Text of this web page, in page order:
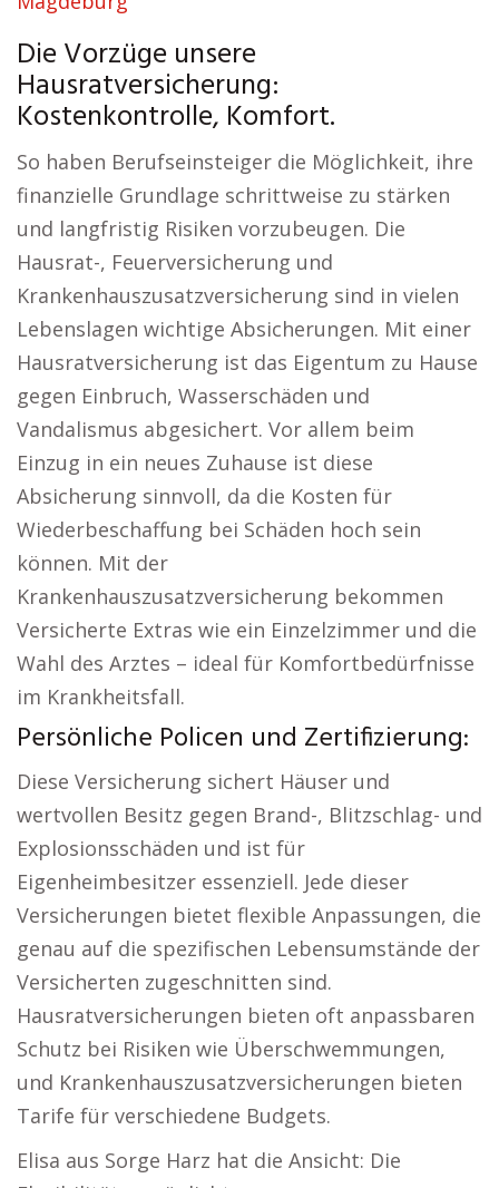
Die Vorzüge unsere
Hausratversicherung:
Kostenkontrolle, Komfort.
So haben Berufseinsteiger die Möglichkeit, ihre
finanzielle Grundlage schrittweise zu stärken
und langfristig Risiken vorzubeugen. Die
Hausrat-, Feuerversicherung und
Krankenhauszusatzversicherung sind in vielen
Lebenslagen wichtige Absicherungen. Mit einer
Hausratversicherung ist das Eigentum zu Hause
gegen Einbruch, Wasserschäden und
Vandalismus abgesichert. Vor allem beim
Einzug in ein neues Zuhause ist diese
Absicherung sinnvoll, da die Kosten für
Wiederbeschaffung bei Schäden hoch sein
können. Mit der
Krankenhauszusatzversicherung bekommen
Versicherte Extras wie ein Einzelzimmer und die
Wahl des Arztes – ideal für Komfortbedürfnisse
im Krankheitsfall.
Persönliche Policen und Zertifizierung:
Diese Versicherung sichert Häuser und
wertvollen Besitz gegen Brand-, Blitzschlag- und
Explosionsschäden und ist für
Eigenheimbesitzer essenziell. Jede dieser
Versicherungen bietet flexible Anpassungen, die
genau auf die spezifischen Lebensumstände der
Versicherten zugeschnitten sind.
Hausratversicherungen bieten oft anpassbaren
Schutz bei Risiken wie Überschwemmungen,
und Krankenhauszusatzversicherungen bieten
Tarife für verschiedene Budgets.
Elisa aus Sorge Harz hat die Ansicht: Die